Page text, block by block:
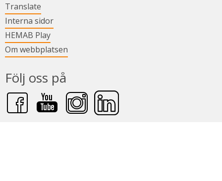
Translate
Interna sidorLänk till annan webbplats.
HEMAB PlayLänk till annan webbplats.
Om webbplatsen
Följ oss på